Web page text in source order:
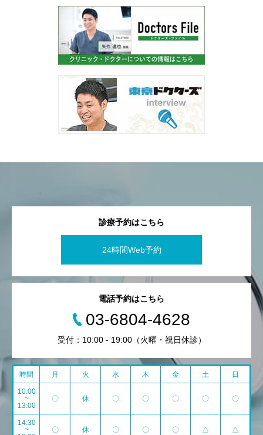
診療予約はこちら
24時間Web予約
電話予約はこちら
03-6804-4628
受付：10:00 - 19:00（火曜・祝日休診）
時間 月 火 水 木 金 土 日
10:00
~
13:00
〇 休 〇 〇 〇 〇 〇
14:30
~
〇 休 〇 〇 〇 △ △